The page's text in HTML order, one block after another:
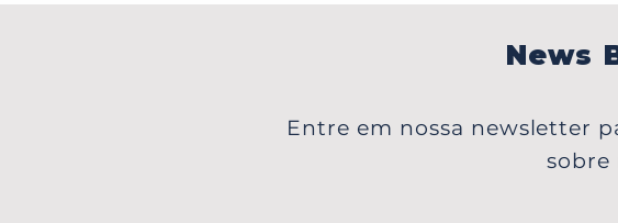
News
Entre em nossa newsletter
sobre